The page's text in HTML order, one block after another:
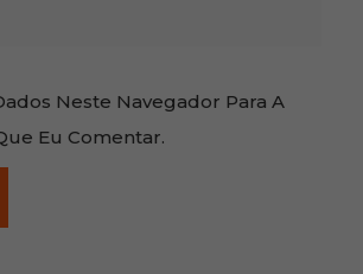
Neste Navegador Para A
Eu Comentar.